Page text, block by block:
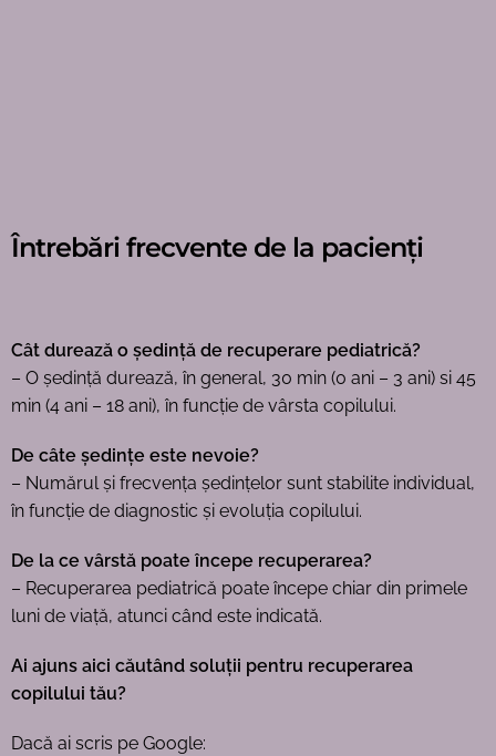
Întrebări frecvente de la pacienți
Cât durează o ședință de recuperare pediatrică?
– O ședință durează, în general, 30 min (0 ani – 3 ani) si 45
min (4 ani – 18 ani), în funcție de vârsta copilului.
De câte ședințe este nevoie?
– Numărul și frecvența ședințelor sunt stabilite individual,
în funcție de diagnostic și evoluția copilului.
De la ce vârstă poate începe recuperarea?
– Recuperarea pediatrică poate începe chiar din primele
luni de viață, atunci când este indicată.
Ai ajuns aici căutând soluții pentru recuperarea
copilului tău?
Dacă ai scris pe Google: